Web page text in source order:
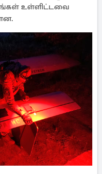
உள்ளிட்டவை